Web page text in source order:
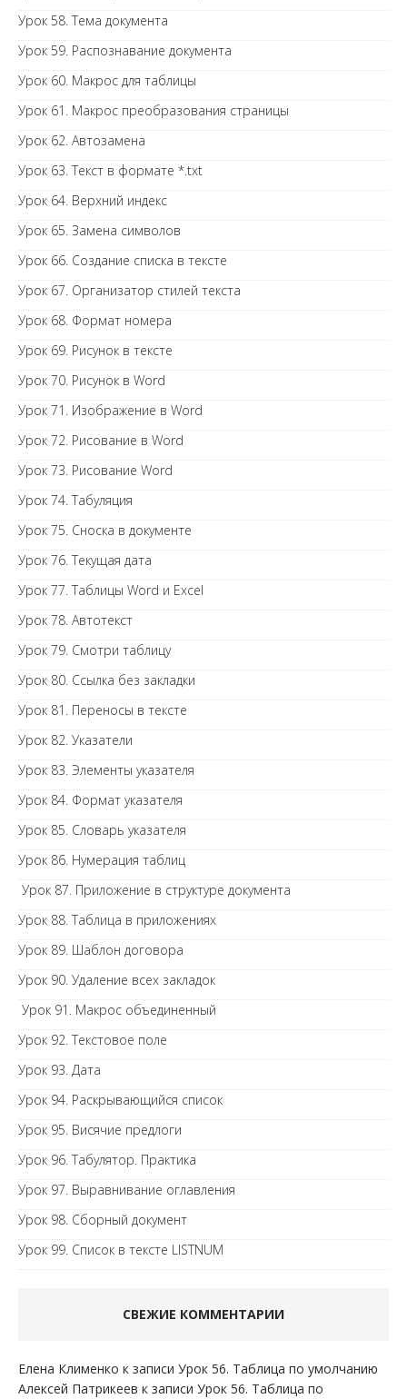
Урок 58. Тема документа
Урок 59. Распознавание документа
Урок 60. Макрос для таблицы
Урок 61. Макрос преобразования страницы
Урок 62. Автозамена
Урок 63. Текст в формате *.txt
Урок 64. Верхний индекс
Урок 65. Замена символов
Урок 66. Создание списка в тексте
Урок 67. Организатор стилей текста
Урок 68. Формат номера
Урок 69. Рисунок в тексте
Урок 70. Рисунок в Word
Урок 71. Изображение в Word
Урок 72. Рисование в Word
Урок 73. Рисование Word
Урок 74. Табуляция
Урок 75. Сноска в документе
Урок 76. Текущая дата
Урок 77. Таблицы Word и Excel
Урок 78. Автотекст
Урок 79. Смотри таблицу
Урок 80. Ссылка без закладки
Урок 81. Переносы в тексте
Урок 82. Указатели
Урок 83. Элементы указателя
Урок 84. Формат указателя
Урок 85. Словарь указателя
Урок 86. Нумерация таблиц
Урок 87. Приложение в структуре документа
Урок 88. Таблица в приложениях
Урок 89. Шаблон договора
Урок 90. Удаление всех закладок
Урок 91. Макрос объединенный
Урок 92. Текстовое поле
Урок 93. Дата
Урок 94. Раскрывающийся список
Урок 95. Висячие предлоги
Урок 96. Табулятор. Практика
Урок 97. Выравнивание оглавления
Урок 98. Сборный документ
Урок 99. Список в тексте LISTNUM
СВЕЖИЕ КОММЕНТАРИИ
Елена Клименко к записи Урок 56. Таблица по умолчанию
Алексей Патрикеев к записи Урок 56. Таблица по